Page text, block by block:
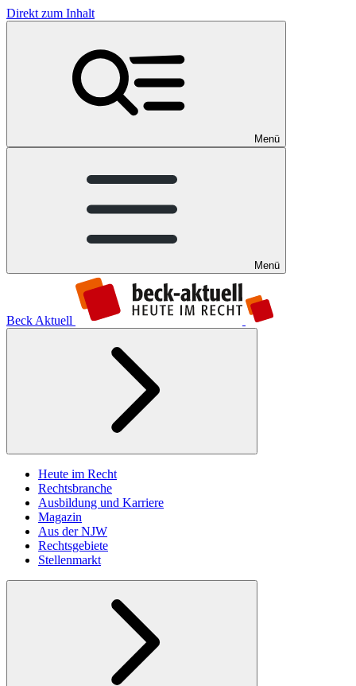
Direkt zum Inhalt
Menü
Menü
Beck Aktuell
Heute im Recht
Rechtsbranche
Ausbildung und Karriere
Magazin
Aus der NJW
Rechtsgebiete
Stellenmarkt